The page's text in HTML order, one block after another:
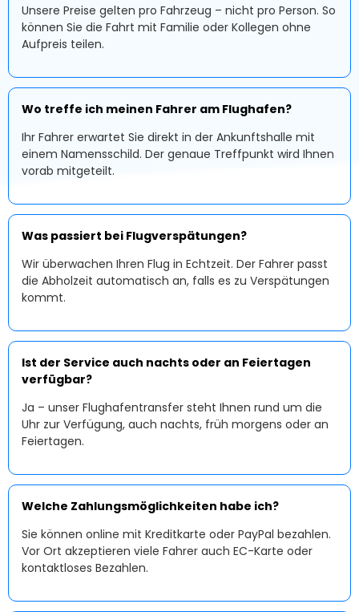
Unsere Preise gelten pro Fahrzeug – nicht pro Person. So
können Sie die Fahrt mit Familie oder Kollegen ohne
Aufpreis teilen.
Wo treffe ich meinen Fahrer am Flughafen?
Ihr Fahrer erwartet Sie direkt in der Ankunftshalle mit
einem Namensschild. Der genaue Treffpunkt wird Ihnen
vorab mitgeteilt.
Was passiert bei Flugverspätungen?
Wir überwachen Ihren Flug in Echtzeit. Der Fahrer passt
die Abholzeit automatisch an, falls es zu Verspätungen
kommt.
Ist der Service auch nachts oder an Feiertagen
verfügbar?
Ja – unser Flughafentransfer steht Ihnen rund um die
Uhr zur Verfügung, auch nachts, früh morgens oder an
Feiertagen.
Welche Zahlungsmöglichkeiten habe ich?
Sie können online mit Kreditkarte oder PayPal bezahlen.
Vor Ort akzeptieren viele Fahrer auch EC-Karte oder
kontaktloses Bezahlen.